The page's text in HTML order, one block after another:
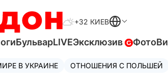
+32 КИЕВ
БульварLIVEЭксклюзив Фото
В УКРАИНЕ ОТНОШЕНИЯ С ПОЛЬШЕЙ